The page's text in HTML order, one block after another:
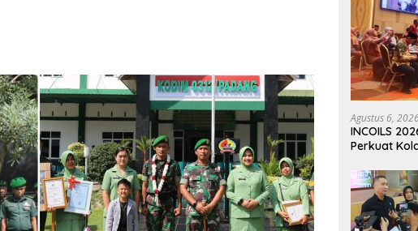
Agustus 6,
INCOILS
Perkuat